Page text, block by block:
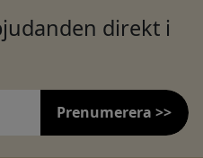
direkt i
Prenumerera >>